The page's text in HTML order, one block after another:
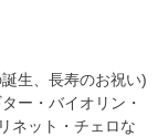
生、長寿のお祝い)
ー・バイオリン・
ネット・チェロな